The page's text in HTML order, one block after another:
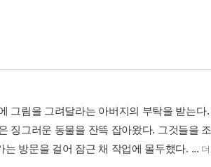
그림을 그려달라는 아버지의 부탁을 받는
징그러운 동물을 잔뜩 잡아왔다. 그것들을
방문을 걸어 잠근 채 작업에 몰두했다. ...